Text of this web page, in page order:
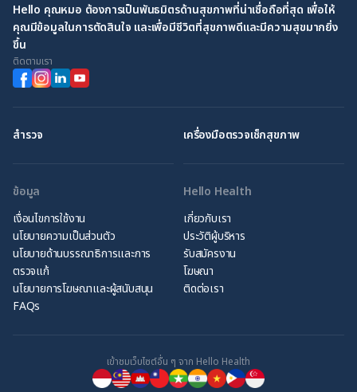
Hello คุณหมอ ต้องการเป็นพันธมิตรด้านสุขภาพที่น่าเชื่อถือที่สุด เพื่อให้
คุณมีข้อมูลในการตัดสินใจ และเพื่อมีชีวิตที่สุขภาพดีและมีความสุขมากยิ่ง
ขึ้น
ติดตามเรา
สำรวจ เครื่องมือตรวจเช็กสุขภาพ
ข้อมูล
เงื่อนไขการใช้งาน
นโยบายความเป็นส่วนตัว
นโยบายด้านบรรณาธิการและการ
ตรวจแก้
นโยบายการโฆษณาและผู้สนับสนุน
FAQs
Hello Health
เกี่ยวกับเรา
ประวัติผู้บริหาร
รับสมัครงาน
โฆษณา
ติดต่อเรา
เข้าชมเว็บไซต์อื่น ๆ จาก Hello Health